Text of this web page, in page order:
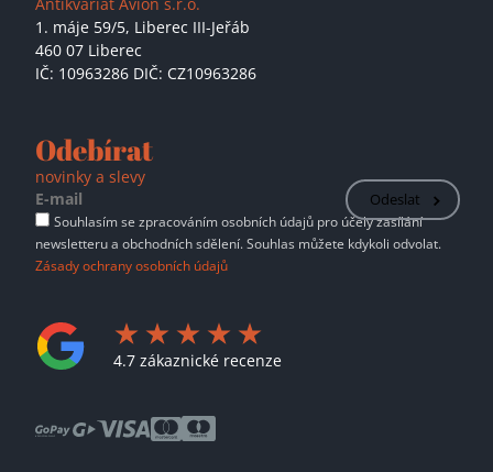
1. máje 59/5, Liberec III-Jeřáb
460 07 Liberec
IČ: 10963286 DIČ: CZ10963286
Odebírat
novinky a slevy
Odeslat
Souhlasím se zpracováním osobních údajů pro účely zasílání
newsletteru a obchodních sdělení. Souhlas můžete kdykoli odvolat.
Zásady ochrany osobních údajů
4.7 zákaznické recenze